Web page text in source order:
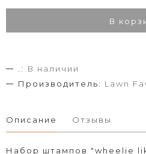
В
.:
В наличии
Производитель: Lawn
Описание Отзывы
Набор штампов "wheelie